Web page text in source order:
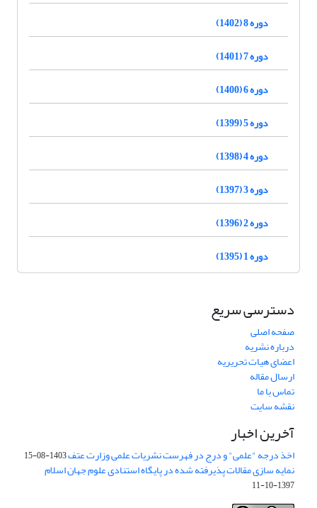
دوره 8 (1402)
دوره 7 (1401)
دوره 6 (1400)
دوره 5 (1399)
دوره 4 (1398)
دوره 3 (1397)
دوره 2 (1396)
دوره 1 (1395)
دسترسی سریع
صفحه اصلی
درباره نشریه
اعضای هیات تحریریه
ارسال مقاله
تماس با ما
نقشه سایت
آخرین اخبار
اخذ درجه "علمی" و درج در فهرست نشریات علمی وزارت عتف1403-08-15
نمایه سازی مقالات پذیرفته شده در پایگاه استنادی علوم جهان اسلام
1397-10-11